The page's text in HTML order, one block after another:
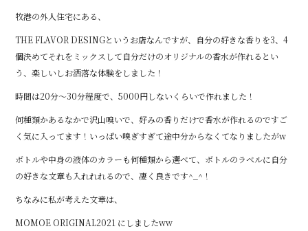
牧港の外人住宅にある、
THE FLAVOR DESINGというお店なんですが、自分の好きな香りを3、4
個決めてそれをミックスして自分だけのオリジナルの香水が作れるとい
う、楽しいしお洒落な体験をしました！
時間は20分〜30分程度で、5000円しないくらいで作れました！
何種類かあるなかで沢山嗅いで、好みの香りだけで香水が作れるのですご
く気に入ってます！いっぱい嗅ぎすぎて途中分からなくてなりましたがw
ボトルや中身の液体のカラーも何種類から選べて、ボトルのラベルに自分
の好きな文章も入れれれるので、凄く良きです^_^！
ちなみに私が考えた文章は、
MOMOE ORIGINAL2021 にしましたww